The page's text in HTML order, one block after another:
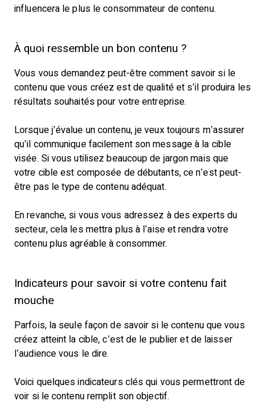
influencera le plus le consommateur de contenu.
À quoi ressemble un bon contenu ?
Vous vous demandez peut-être comment savoir si le
contenu que vous créez est de qualité et s’il produira les
résultats souhaités pour votre entreprise.
Lorsque j’évalue un contenu, je veux toujours m’assurer
qu’il communique facilement son message à la cible
visée. Si vous utilisez beaucoup de jargon mais que
votre cible est composée de débutants, ce n’est peut-
être pas le type de contenu adéquat.
En revanche, si vous vous adressez à des experts du
secteur, cela les mettra plus à l’aise et rendra votre
contenu plus agréable à consommer.
Indicateurs pour savoir si votre contenu fait
mouche
Parfois, la seule façon de savoir si le contenu que vous
créez atteint la cible, c’est de le publier et de laisser
l’audience vous le dire.
Voici quelques indicateurs clés qui vous permettront de
voir si le contenu remplit son objectif.